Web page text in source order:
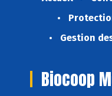
Gestion
Biocoop